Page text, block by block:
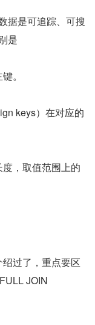
据是可追踪、可搜
是
。
keys）在对应的
，取值范围上的
过了，重点要区
JOIN